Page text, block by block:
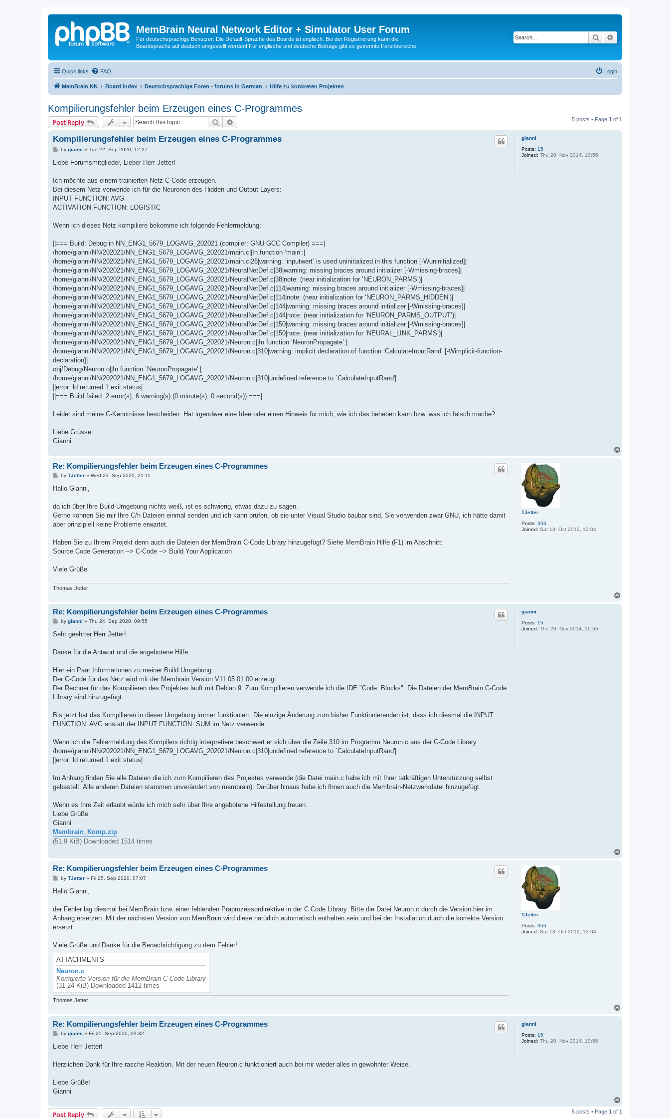
MemBrain Neural Network Editor + Simulator User Forum
Für deutschsprachige Benutzer: Die Default-Sprache des Boards ist englisch. Bei der Registrierung kann die
Boardsprache auf deutsch umgestellt werden! Für englische und deutsche Beiträge gibt es getrennte Forenbereiche.
Search
Quick links FAQ Login
MemBrain NN Board index Deutschsprachige Foren - forums in German Hilfe zu konkreten Projekten
Kompilierungsfehler beim Erzeugen eines C-Programmes
Post Reply Search 5 posts • Page 1 of 1
gianni
Posts: 15
Joined: Thu 20. Nov 2014, 10:56
Kompilierungsfehler beim Erzeugen eines C-Programmes
P
s
by gianni » Tue 22. Sep 2020, 12:27
Liebe Forumsmitglieder, Lieber Herr Jetter!
Ich möchte aus einem trainierten Netz C-Code erzeugen.
Bei diesem Netz verwende ich für die Neuronen des Hidden und Output Layers:
INPUT FUNCTION: AVG
ACTIVATION FUNCTION: LOGISTIC
Wenn ich dieses Netz kompiliere bekomme ich folgende Fehlermeldung:
||=== Build: Debug in NN_ENG1_5679_LOGAVG_202021 (compiler: GNU GCC Compiler) ===|
/home/gianni/NN/202021/NN_ENG1_5679_LOGAVG_202021/main.c||In function ‘main’:|
/home/gianni/NN/202021/NN_ENG1_5679_LOGAVG_202021/main.c|26|warning: ‘inputwert’ is used uninitialized in this function [-Wuninitialized]|
/home/gianni/NN/202021/NN_ENG1_5679_LOGAVG_202021/NeuralNetDef.c|38|warning: missing braces around initializer [-Wmissing-braces]|
/home/gianni/NN/202021/NN_ENG1_5679_LOGAVG_202021/NeuralNetDef.c|38|note: (near initialization for ‘NEURON_PARMS’)|
/home/gianni/NN/202021/NN_ENG1_5679_LOGAVG_202021/NeuralNetDef.c|114|warning: missing braces around initializer [-Wmissing-braces]|
/home/gianni/NN/202021/NN_ENG1_5679_LOGAVG_202021/NeuralNetDef.c|114|note: (near initialization for ‘NEURON_PARMS_HIDDEN’)|
/home/gianni/NN/202021/NN_ENG1_5679_LOGAVG_202021/NeuralNetDef.c|144|warning: missing braces around initializer [-Wmissing-braces]|
/home/gianni/NN/202021/NN_ENG1_5679_LOGAVG_202021/NeuralNetDef.c|144|note: (near initialization for ‘NEURON_PARMS_OUTPUT’)|
/home/gianni/NN/202021/NN_ENG1_5679_LOGAVG_202021/NeuralNetDef.c|150|warning: missing braces around initializer [-Wmissing-braces]|
/home/gianni/NN/202021/NN_ENG1_5679_LOGAVG_202021/NeuralNetDef.c|150|note: (near initialization for ‘NEURAL_LINK_PARMS’)|
/home/gianni/NN/202021/NN_ENG1_5679_LOGAVG_202021/Neuron.c||In function ‘NeuronPropagate’:|
/home/gianni/NN/202021/NN_ENG1_5679_LOGAVG_202021/Neuron.c|310|warning: implicit declaration of function ‘CalculateInputRand’ [-Wimplicit-function-
declaration]|
obj/Debug/Neuron.o||In function `NeuronPropagate':|
/home/gianni/NN/202021/NN_ENG1_5679_LOGAVG_202021/Neuron.c|310|undefined reference to `CalculateInputRand'|
||error: ld returned 1 exit status|
||=== Build failed: 2 error(s), 6 warning(s) (0 minute(s), 0 second(s)) ===|
Leider sind meine C-Kenntnisse bescheiden. Hat irgendwer eine Idee oder einen Hinweis für mich, wie ich das beheben kann bzw. was ich falsch mache?
Liebe Grüsse
Gianni
TJetter
Posts: 356
Joined: Sat 13. Oct 2012, 12:04
Re: Kompilierungsfehler beim Erzeugen eines C-Programmes
P
s
by TJetter» Wed 23. Sep 2020, 21:11
Hallo Gianni,
da ich über Ihre Build-Umgebung nichts weiß, ist es schwierig, etwas dazu zu sagen.
Gerne können Sie mir Ihre C/h Dateien einmal senden und ich kann prüfen, ob sie unter Visual Studio baubar sind. Sie verwenden zwar GNU, ich hätte damit
aber prinzipiell keine Probleme erwartet.
Haben Sie zu Ihrem Projekt denn auch die Dateien der MemBrain C-Code Library hinzugefügt? Siehe MemBrain Hilfe (F1) im Abschnitt:
Source Code Generation --> C-Code --> Build Your Application
Viele Grüße
Thomas Jetter
gianni
Posts: 15
Joined: Thu 20. Nov 2014, 10:56
Re: Kompilierungsfehler beim Erzeugen eines C-Programmes
P
s
by gianni » Thu 24. Sep 2020, 09:55
Sehr geehrter Herr Jetter!
Danke für die Antwort und die angebotene Hilfe.
Hier ein Paar Informationen zu meiner Build Umgebung:
Der C-Code für das Netz wird mit der Membrain Version V11.05.01.00 erzeugt.
Der Rechner für das Kompilieren des Projektes läuft mit Debian 9. Zum Kompilieren verwende ich die IDE "Code::Blocks". Die Dateien der MemBrain C-Code
Library sind hinzugefügt.
Bis jetzt hat das Kompilieren in dieser Umgebung immer funktioniert. Die einzige Änderung zum bisher Funktionierenden ist, dass ich diesmal die INPUT
FUNCTION: AVG anstatt der INPUT FUNCTION: SUM im Netz verwende.
Wenn ich die Fehlermeldung des Kompilers richtig interpretiere beschwert er sich über die Zeile 310 im Programm Neuron.c aus der C-Code Library.
/home/gianni/NN/202021/NN_ENG1_5679_LOGAVG_202021/Neuron.c|310|undefined reference to `CalculateInputRand'|
||error: ld returned 1 exit status|
Im Anhang finden Sie alle Dateien die ich zum Kompilieren des Projektes verwende (die Datei main.c habe ich mit Ihrer tatkräftigen Unterstützung selbst
gebastelt. Alle anderen Dateien stammen unverändert von membrain). Darüber hinaus habe ich Ihnen auch die Membrain-Netzwerkdatei hinzugefügt.
Wenn es Ihre Zeit erlaubt würde ich mich sehr über Ihre angebotene Hilfestellung freuen.
Liebe Grüße
Gianni
Membrain_Komp.zip
(51.9 KiB) Downloaded 1514 times
TJetter
Posts: 356
Joined: Sat 13. Oct 2012, 12:04
Re: Kompilierungsfehler beim Erzeugen eines C-Programmes
P
s
by TJetter» Fri 25. Sep 2020, 07:07
Hallo Gianni,
der Fehler lag diesmal bei MemBrain bzw. einer fehlenden Präprozessordirektive in der C Code Library. Bitte die Datei Neuron.c durch die Version hier im
Anhang ersetzen. Mit der nächsten Version von MemBrain wird diese natürlich automatisch enthalten sein und bei der Installation durch die korrekte Version
ersetzt.
Viele Grüße und Danke für die Benachrichtigung zu dem Fehler!
ATTACHMENTS
Neuron.c
Korrigierte Version für die MemBrain C Code Library
(31.24 KiB) Downloaded 1412 times
Thomas Jetter
gianni
Posts: 15
Joined: Thu 20. Nov 2014, 10:56
Re: Kompilierungsfehler beim Erzeugen eines C-Programmes
P
s
by gianni » Fri 25. Sep 2020, 09:32
Liebe Herr Jetter!
Herzlichen Dank für Ihre rasche Reaktion. Mit der neuen Neuron.c funktioniert auch bei mir wieder alles in gewohnter Weise.
Liebe Grüße!
Gianni
p
Post Reply 5 posts • Page 1 of 1